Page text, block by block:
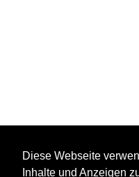
Diese Webseite
Inhalte und Anzeigen